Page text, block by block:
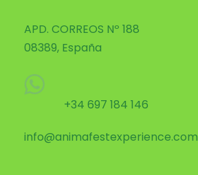
APD. CORREOS Nº 188
08389, España
+34 697 184 146
info@animafestexperience.com